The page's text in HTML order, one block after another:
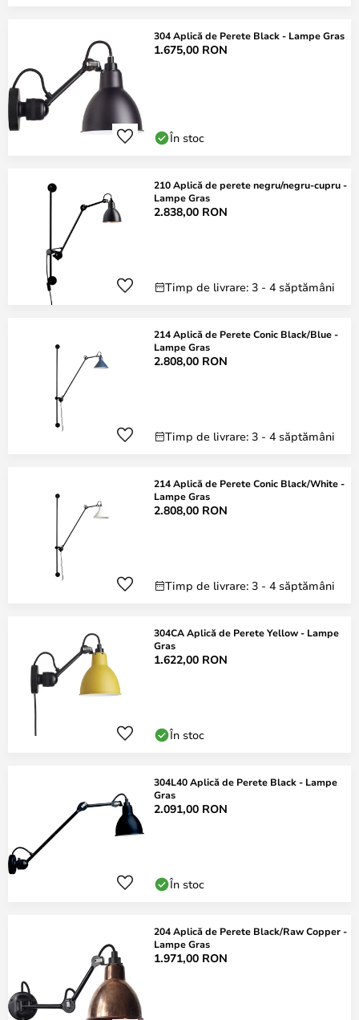
304 Aplică de Perete Black - Lampe Gras
1.675,00 RON
În stoc
210 Aplică de perete negru/negru-cupru -
Lampe Gras
2.838,00 RON
Timp de livrare: 3 - 4 săptămâni
214 Aplică de Perete Conic Black/Blue -
Lampe Gras
2.808,00 RON
Timp de livrare: 3 - 4 săptămâni
214 Aplică de Perete Conic Black/White -
Lampe Gras
2.808,00 RON
Timp de livrare: 3 - 4 săptămâni
304CA Aplică de Perete Yellow - Lampe
Gras
1.622,00 RON
În stoc
304L40 Aplică de Perete Black - Lampe
Gras
2.091,00 RON
În stoc
204 Aplică de Perete Black/Raw Copper -
Lampe Gras
1.971,00 RON